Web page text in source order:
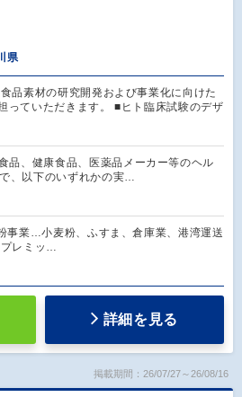
県
品素材の研究開発および事業化に向けた
っていただきます。 ■ヒト臨床試験のデザ
品、健康食品、医薬品メーカー等のヘル
、以下のいずれかの実…
事業…小麦粉、ふすま、倉庫業、港湾運送
レミッ…
詳細を見る
掲載期間：26/07/27～26/08/16